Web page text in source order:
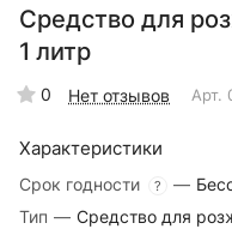
Средство для
1 литр
0 Нет отзывов Арт.
Характеристики
Срок годности ? —
Тип — Средство для